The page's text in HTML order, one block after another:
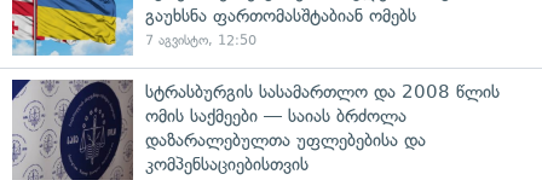
გაუხსნა ფართომასშტაბიან ომებს
7 აგვისტო, 12:50
სტრასბურგის სასამართლო და 2008 წლის
ომის საქმეები — საიას ბრძოლა
დაზარალებულთა უფლებებისა და
კომპენსაციებისთვის